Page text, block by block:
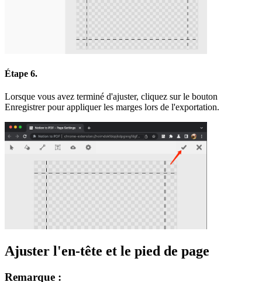
Étape 6.
Lorsque vous avez terminé d'ajuster, cliquez sur le bouton
Enregistrer pour appliquer les marges lors de l'exportation.
Ajuster l'en-tête et le pied de page
Remarque :